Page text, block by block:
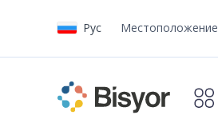
Рус Местоположение